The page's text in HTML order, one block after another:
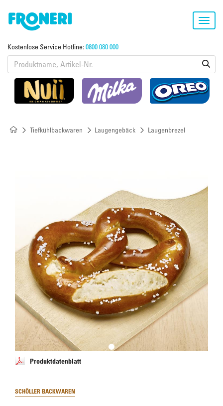
Kostenlose Service Hotline:0800 080 000
Tiefkühlbackwaren Laugengebäck Laugenbrezel
Produktdatenblatt
SCHÖLLER BACKWAREN